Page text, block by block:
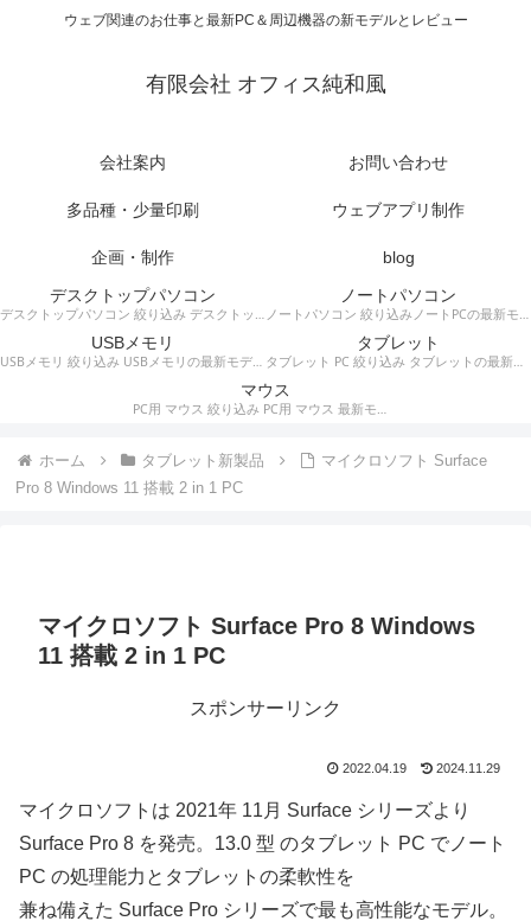
ウェブ関連のお仕事と最新PC＆周辺機器の新モデルとレビュー
有限会社 オフィス純和風
会社案内 お問い合わせ
多品種・少量印刷 ウェブアプリ制作
企画・制作
blog
デスクトップパソコン
デスクトップパソコン 絞り込み デスクトップPCの最新モデルやスペック・仕様に関する情報。
ノートパソコン
ノートパソコン 絞り込みノートPCの最新モデルやスペック・仕様に関する情報。
USBメモリ
USBメモリ 絞り込み USBメモリの最新モデルやスペック・仕様に関する情報。
タブレット
タブレット PC 絞り込み タブレットの最新モデルやスペック・仕様に関する情報。
マウス
PC用 マウス 絞り込み PC用 マウス 最新モデルやスペック・仕様に関する情報。ワイヤレスマウス、有線マウス、接続タイプなど。
ホーム タブレット新製品
マイクロソフト Surface
Pro 8 Windows 11 搭載 2 in 1 PC
マイクロソフト Surface Pro 8 Windows
11 搭載 2 in 1 PC
スポンサーリンク
2022.04.19 2024.11.29
マイクロソフトは 2021年 11月 Surface シリーズより
Surface Pro 8 を発売。13.0 型 のタブレット PC で ノート
PC の処理能力とタブレッ トの柔軟性を
兼ね備えた Surface Pro シリーズで最も高性能なモデル。